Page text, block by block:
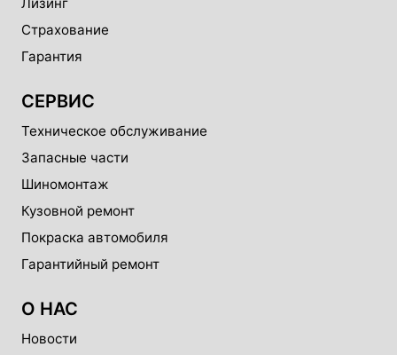
Страхование
Гарантия
СЕРВИС
Техническое обслуживание
Запасные части
Шиномонтаж
Кузовной ремонт
Покраска автомобиля
Гарантийный ремонт
О НАС
Новости